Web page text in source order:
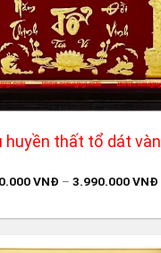
huyền thất tổ dát
VNĐ – 3.990.000VNĐ